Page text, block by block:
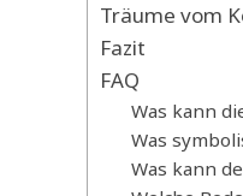
Träume vom
Fazit
FAQ
Was kann
Was
Was kann